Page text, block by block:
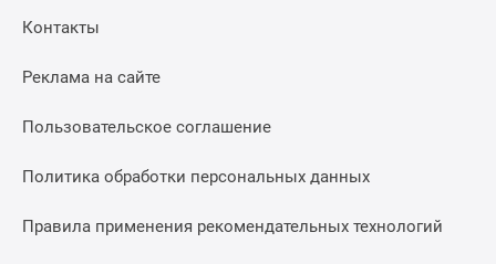
Контакты
Реклама на сайте
Пользовательское соглашение
Политика обработки персональных данных
Правила применения рекомендательных технологий